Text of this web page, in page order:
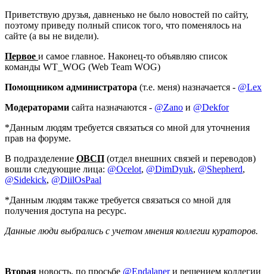
Приветствую друзья, давненько не было новостей по сайту,
поэтому приведу полный список того, что поменялось на
сайте (а вы не видели).
Первое и самое главное. Наконец-то объявляю список
команды WT_WOG (Web Team WOG)
Помощником администратора (т.е. меня) назначается - @Lex
Модераторами сайта назначаются - @Zano и @Dekfor
*Данным людям требуется связаться со мной для уточнения
прав на форуме.
В подразделение ОВСП (отдел внешних связей и переводов)
вошли следующие лица: @Ocelot, @DimDyuk, @Shepherd,
@Sidekick, @DiilOsPaal
*Данным людям также требуется связаться со мной для
получения доступа на ресурс.
Данные люди выбрались с учетом мнения коллегии кураторов.
Вторая новость, по просьбе @Endalanerи решением коллегии